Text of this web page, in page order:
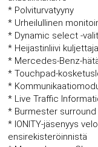
* Polviturvatyyny
* Urheilullinen
* Dynamic select -
* Heijastinliivi
* Mercedes-Benz-
* Touchpad-
*
* Live Traffic
* Burmester
* IONITY-jäsenyys
ensirekisteröinnistä